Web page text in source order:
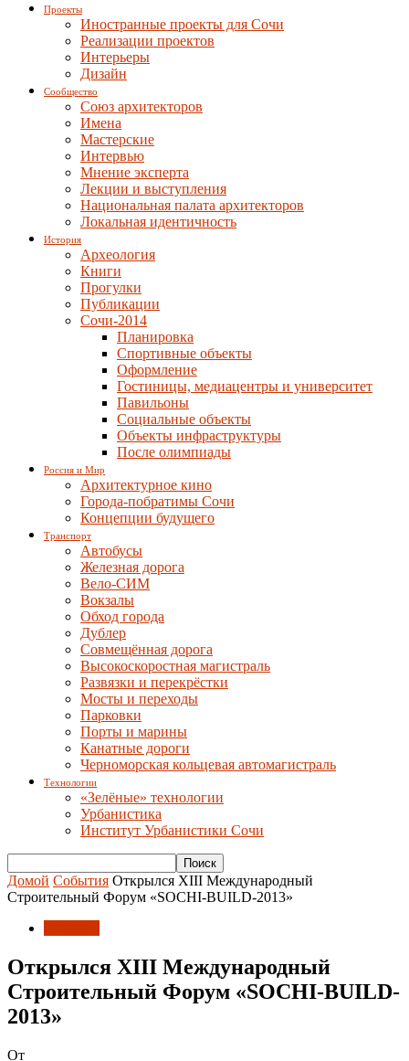
Проекты
Иностранные проекты для Сочи
Реализации проектов
Интерьеры
Дизайн
Сообщество
Союз архитекторов
Имена
Мастерские
Интервью
Мнение эксперта
Лекции и выступления
Национальная палата архитекторов
Локальная идентичность
История
Археология
Книги
Прогулки
Публикации
Сочи-2014
Планировка
Спортивные объекты
Оформление
Гостиницы, медиацентры и университет
Павильоны
Социальные объекты
Объекты инфраструктуры
После олимпиады
Россия и Мир
Архитектурное кино
Города-побратимы Сочи
Концепции будущего
Транспорт
Автобусы
Железная дорога
Вело-СИМ
Вокзалы
Обход города
Дублер
Совмещённая дорога
Высокоскоростная магистраль
Развязки и перекрёстки
Мосты и переходы
Парковки
Порты и марины
Канатные дороги
Черноморская кольцевая автомагистраль
Технологии
«Зелёные» технологии
Урбанистика
Институт Урбанистики Сочи
Домой События Открылся XIII Международный
Строительный Форум «SOCHI-BUILD-2013»
Открылся XIII Международный
Строительный Форум «SOCHI-BUILD-
2013»
От